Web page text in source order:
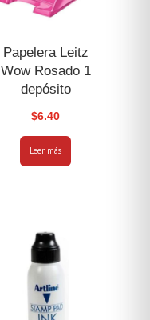
Papelera Leitz
Wow Rosado 1
depósito
$6.40
Leer más